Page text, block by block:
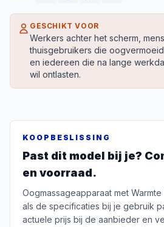
GESCHIKT VOOR
Werkers achter het scherm,
thuisgebruikers die
en iedereen die na lange
wil ontlasten.
KOOPBESLISSING
Past dit model bij je?
en voorraad.
Oogmassageapparaat met
als de specificaties bij je gebruik
actuele prijs bij de aanbieder en